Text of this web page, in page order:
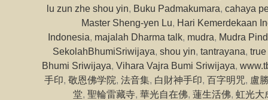
lu zun zhe shou yin, Buku Padmakumara, cahaya
Master Sheng-yen Lu, Hari Kemerdekaan
Indonesia, majalah Dharma talk, mudra, Mudra
SekolahBhumiSriwijaya, shou yin, tantrayana,
Bhumi Sriwijaya, Vihara Vajra Bumi Sriwijaya,
手印, 敬恩佛学院, 法音集, 白財神手印, 百字明咒, 盧
堂, 聖輪雷藏寺, 華光自在佛, 蓮生活佛, 虹光大